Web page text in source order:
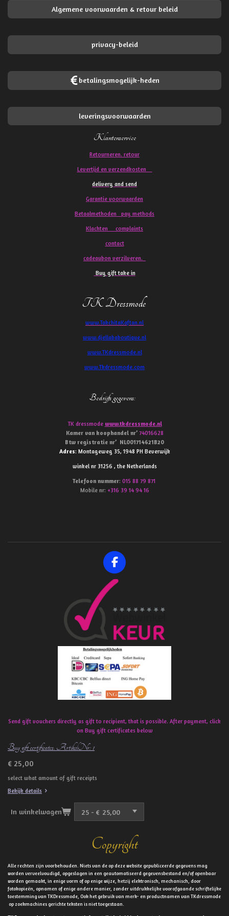
Algemene voorwaarden & retour beleid
privacy-beleid
betalingsmogelijk-heden
leveringsvoorwaarden
Klantenservice
Retourneren. retour
Levertijd en verzendkosten
delivery and send
Garantie voorwaarden
Betaalmethoden pay methods
Klachten complaints
contact
cadeaubon verzilveren.
Buy gift take in
TK Dressmode
www.TakchitaKaftan.nl
www.djellababoutique.nl
www.TKdressmode.nl
www.Tkdressmode.com
Bedrijfs gegevens:
TK dressmode www.tkdressmode.nl
Kamer van koophandel nr’ 74016628
Btw registratie nr’ NL001714621B20
Adres: Montageweg 35, 1948 PH Beverwijk
winkel nr 31256 , the Netherlands
Telefoon nummer: 015 88 79 871
Mobile nr: +316 39 14 94 16
F
a
c
b
o
k
Send gift vouchers directly as gift to recipient, that is possible. After payment, click
on Buy gift certificates below
Buy gift certificates. ArtikelNr: 1
€ 25,00
select what amount of gift receipts
Bekijk details
In winkelwagen
Copyright
Alle rechten zijn voorbehouden. Niets van de op deze website gepubliceerde gegevens mag
worden verveelvoudigd, opgeslagen in een geautomatiseerd gegevensbestand en/of openbaar
worden gemaakt, in enige vorm of op enige wijze, hetzij elektronisch, mechanisch, door
fotokopieën, opnamen of enige andere manier, zonder uitdrukkelijke voorafgaande schriftelijke
toestemming van TKDressmode, Ook het gebruik van merk- en productnamen van TKdressmode
op zoekmachines gerichte teksten is niet toegestaan.